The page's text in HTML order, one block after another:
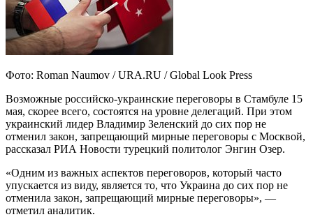
Фото: Roman Naumov / URA.RU / Global Look Press
Возможные российско-украинские переговоры в Стамбуле 15
мая, скорее всего, состоятся на уровне делегаций. При этом
украинский лидер Владимир Зеленский до сих пор не
отменил закон, запрещающий мирные переговоры с Москвой,
рассказал РИА Новости турецкий политолог Энгин Озер.
«Одним из важных аспектов переговоров, который часто
упускается из виду, является то, что Украина до сих пор не
отменила закон, запрещающий мирные переговоры», —
отметил аналитик.